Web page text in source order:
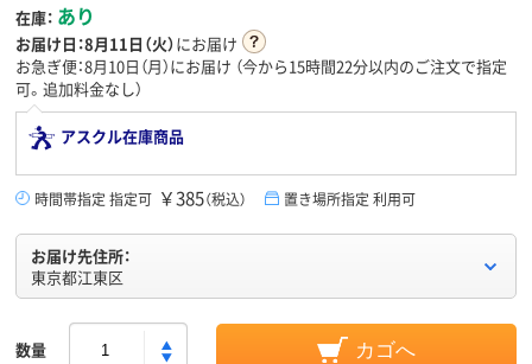
在庫： あり
お届け日：8月11日（火）にお届け
お急ぎ便：8月10日（月）にお届け （今から15時間22分以内のご注文で指定
可。追加料金なし）
アスクル在庫商品
時間帯指定 指定可 ￥385（税込） 置き場所指定 利用可
お届け先住所：
東京都江東区
数量 カゴへ